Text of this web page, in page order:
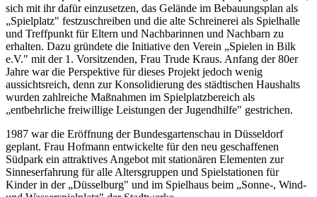
sich mit ihr dafür einzusetzen, das Gelände im Bebauungsplan als
„Spielplatz" festzuschreiben und die alte Schreinerei als Spielhalle
und Treffpunkt für Eltern und Nachbarinnen und Nachbarn zu
erhalten. Dazu gründete die Initiative den Verein „Spielen in Bilk
e.V." mit der 1. Vorsitzenden, Frau Trude Kraus. Anfang der 80er
Jahre war die Perspektive für dieses Projekt jedoch wenig
aussichtsreich, denn zur Konsolidierung des städtischen Haushalts
wurden zahlreiche Maßnahmen im Spielplatzbereich als
„entbehrliche freiwillige Leistungen der Jugendhilfe" gestrichen.
1987 war die Eröffnung der Bundesgartenschau in Düsseldorf
geplant. Frau Hofmann entwickelte für den neu geschaffenen
Südpark ein attraktives Angebot mit stationären Elementen zur
Sinneserfahrung für alle Altersgruppen und Spielstationen für
Kinder in der „Düsselburg" und im Spielhaus beim „Sonne-, Wind-